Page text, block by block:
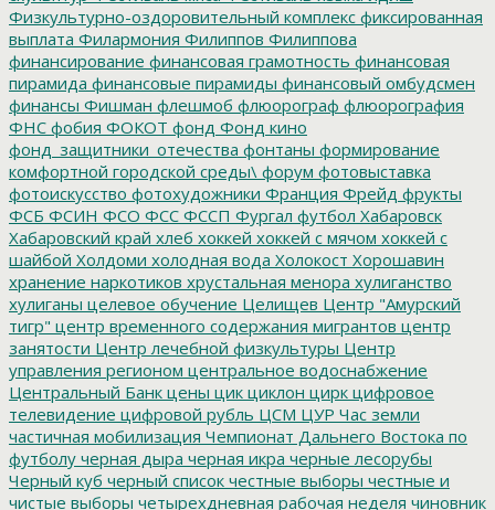
Физкультурно-оздоровительный комплекс фиксированная
выплата Филармония Филиппов Филиппова
финансирование финансовая грамотность финансовая
пирамида финансовые пирамиды финансовый омбудсмен
финансы Фишман флешмоб флюорограф флюорография
ФНС фобия ФОКОТ фонд Фонд кино
фонд_защитники_отечества фонтаны формирование
комфортной городской среды\ форум фотовыставка
фотоискусство фотохудожники Франция Фрейд фрукты
ФСБ ФСИН ФСО ФСС ФССП Фургал футбол Хабаровск
Хабаровский край хлеб хоккей хоккей с мячом хоккей с
шайбой Холдоми холодная вода Холокост Хорошавин
хранение наркотиков хрустальная менора хулиганство
хулиганы целевое обучение Целищев Центр "Амурский
тигр" центр временного содержания мигрантов центр
занятости Центр лечебной физкультуры Центр
управления регионом центральное водоснабжение
Центральный Банк цены цик циклон цирк цифровое
телевидение цифровой рубль ЦСМ ЦУР Час земли
частичная мобилизация Чемпионат Дальнего Востока по
футболу черная дыра черная икра черные лесорубы
Черный куб черный список честные выборы честные и
чистые выборы четырехдневная рабочая неделя чиновник